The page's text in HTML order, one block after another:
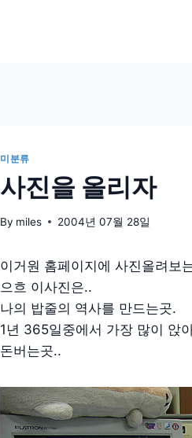
미분류
사진을 올리자
By miles 2004년 07월 28일
이거원 홈페이지에 사진올려보
으흐 이사진은..
나의 밥줄의 역사를 만드는곳.
1년 365일중에서 가장 많이 앉
돈버는곳..